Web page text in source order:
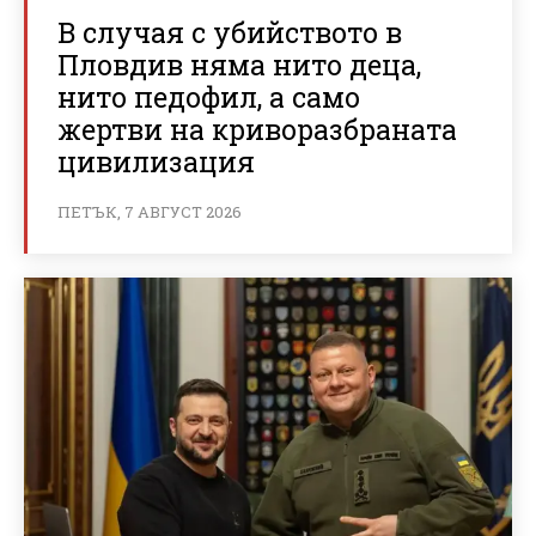
В случая с убийството в
Пловдив няма нито деца,
нито педофил, а само
жертви на криворазбраната
цивилизация
ПЕТЪК, 7 АВГУСТ 2026